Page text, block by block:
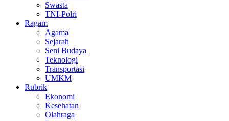
Swasta
TNI-Polri
Ragam
Agama
Sejarah
Seni Budaya
Teknologi
Transportasi
UMKM
Rubrik
Ekonomi
Kesehatan
Olahraga